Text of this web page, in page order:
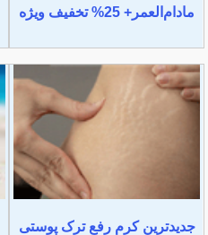
مادام‌العمر+ 25% تخفیف ویژه
جدیدترین کرم رفع ترک پوستی